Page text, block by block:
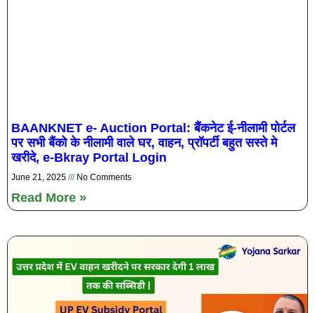
BAANKNET e- Auction Portal: बैंकनेट ई-नीलामी पोर्टल
पर सभी बैंको के नीलामी वाले घर, वाहन, प्रॉपर्टी बहुत सस्ते मे
खरीदे, e-Bkray Portal Login
June 21, 2025 No Comments
Read More »